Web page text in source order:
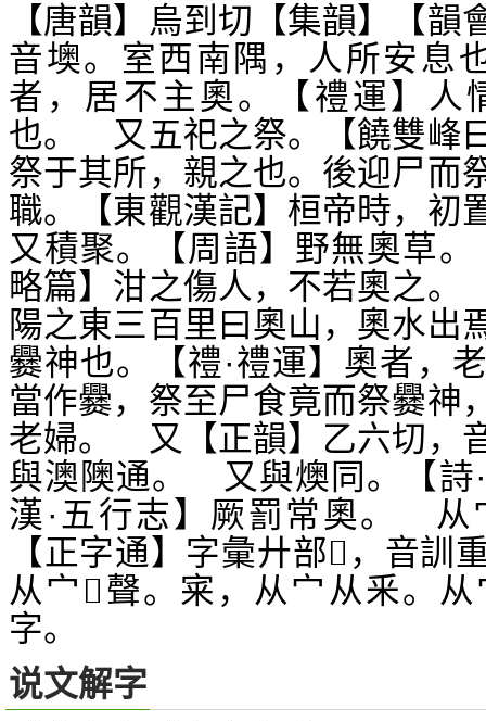
【唐韻】烏到切【集韻】【韻
音墺。室西南隅，人所安息
者，居不主奧。【禮運】人
也。 又五祀之祭。【饒雙峰
祭于其所，親之也。後迎尸
職。【東觀漢記】桓帝時，
又積聚。【周語】野無奧草
略篇】泔之傷人，不若奧之
陽之東三百里曰奧山，奧水
爨神也。【禮·禮運】奧者，
當作爨，祭至尸食竟而祭爨神
老婦。 又【正韻】乙六切，
與澳隩通。 又與燠同。【詩
漢·五行志】厥罰常奧。 从
【正字通】字彙廾部𢍢 ，音訓
从宀 𢍏 聲。宷，从宀从釆。
字。
说文解字